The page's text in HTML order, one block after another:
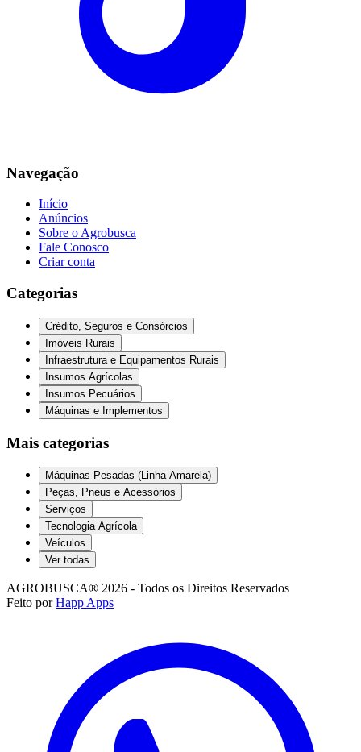
Navegação
Início
Anúncios
Sobre o Agrobusca
Fale Conosco
Criar conta
Categorias
Crédito, Seguros e Consórcios
Imóveis Rurais
Infraestrutura e Equipamentos Rurais
Insumos Agrícolas
Insumos Pecuários
Máquinas e Implementos
Mais categorias
Máquinas Pesadas (Linha Amarela)
Peças, Pneus e Acessórios
Serviços
Tecnologia Agrícola
Veículos
Ver todas
AGROBUSCA® 2026 - Todos os Direitos Reservados
Feito por Happ Apps